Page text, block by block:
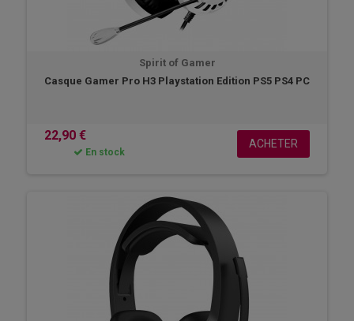
Spirit of Gamer
Casque Gamer Pro H3 Playstation Edition PS5 PS4 PC
22,90 €
En stock
ACHETER